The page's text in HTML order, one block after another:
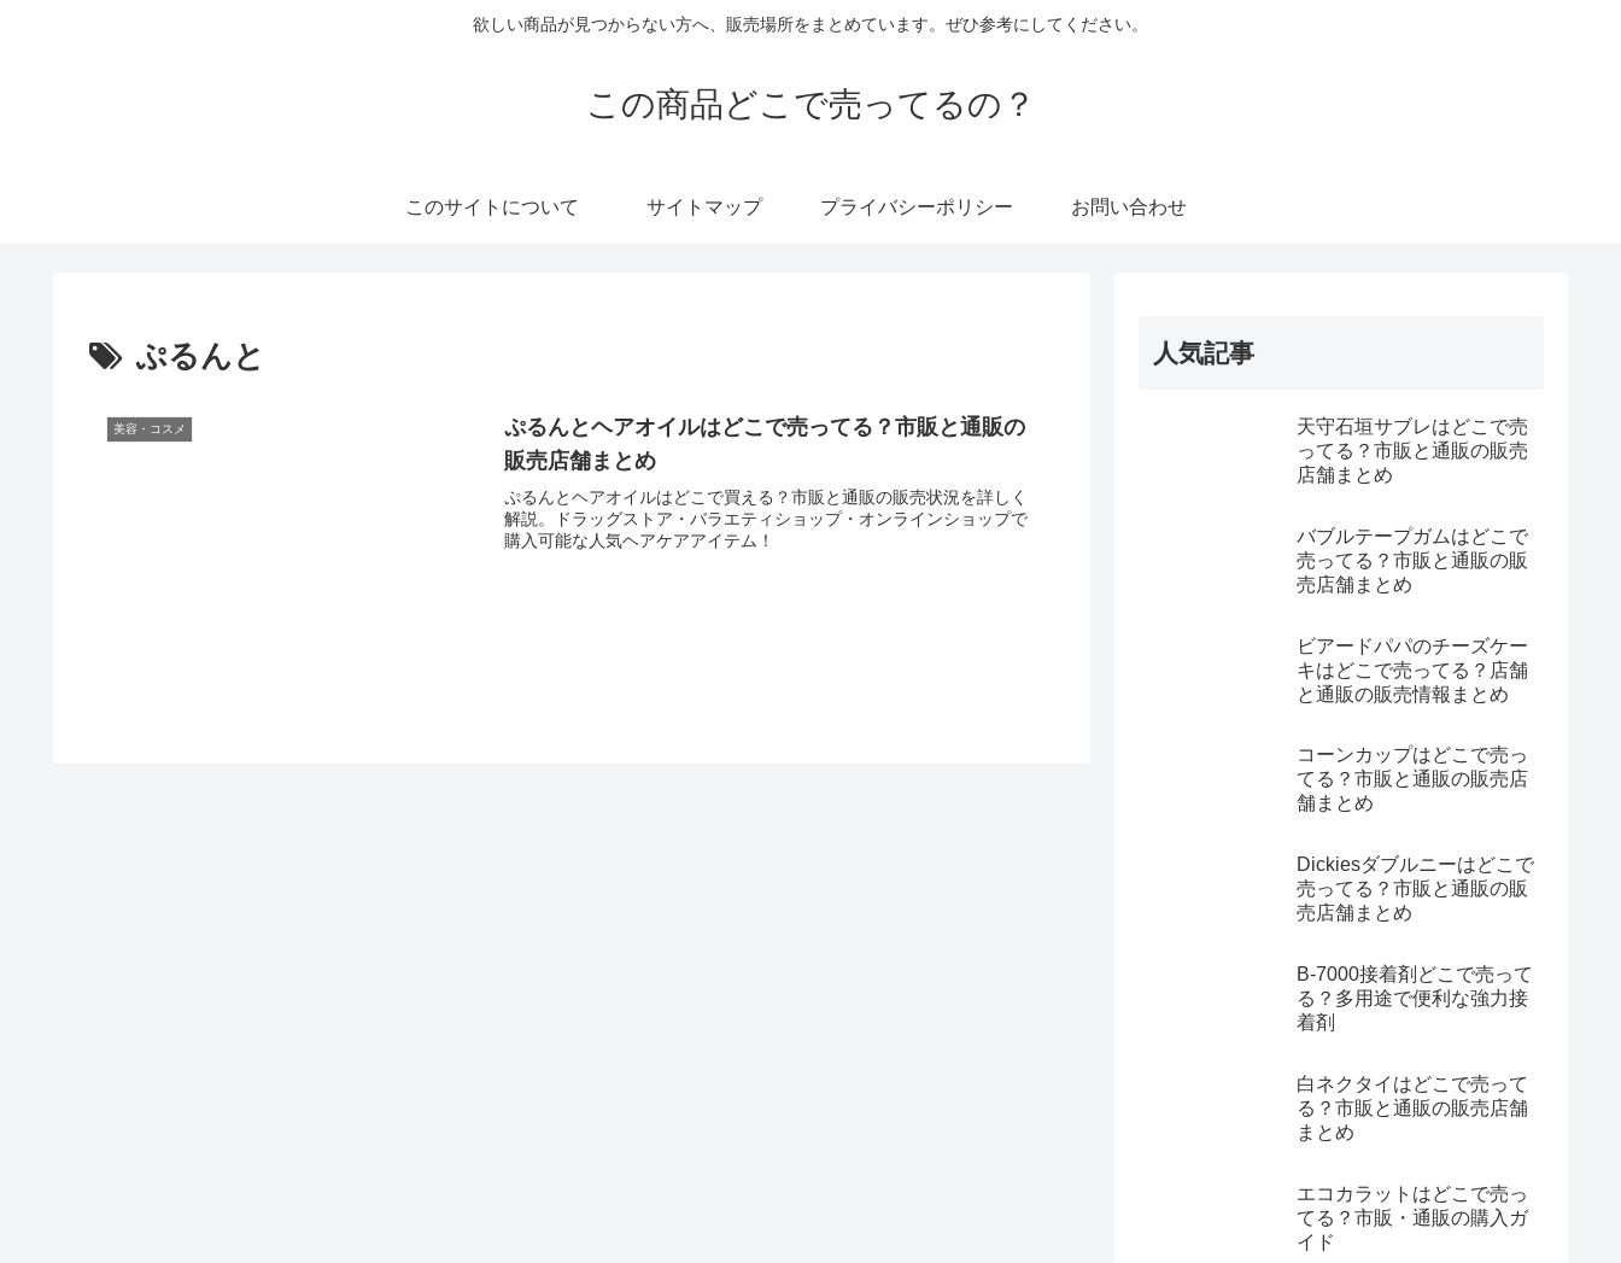
欲しい商品が見つからない方へ、販売場所をまとめています。ぜひ参考にしてください。
この商品どこで売ってるの？
このサイトについて サイトマップ プライバシーポリシー お問い合わせ
ぷるんと
美容・コスメ
ぷるんとヘアオイルはどこで売ってる？市販と通販の
販売店舗まとめ
ぷるんとヘアオイルはどこで買える？市販と通販の販売状況を詳しく
解説。ドラッグストア・バラエティショップ・オンラインショップで
購入可能な人気ヘアケアアイテム！
人気記事
天守石垣サブレはどこで売
ってる？市販と通販の販売
店舗まとめ
バブルテープガムはどこで
売ってる？市販と通販の販
売店舗まとめ
ビアードパパのチーズケー
キはどこで売ってる？店舗
と通販の販売情報まとめ
コーンカップはどこで売っ
てる？市販と通販の販売店
舗まとめ
Dickiesダブルニーはどこで
売ってる？市販と通販の販
売店舗まとめ
B-7000接着剤どこで売って
る？多用途で便利な強力接
着剤
白ネクタイはどこで売って
る？市販と通販の販売店舗
まとめ
エコカラットはどこで売っ
てる？市販・通販の購入ガ
イド